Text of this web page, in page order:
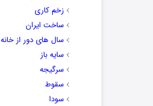
زخم کاری
ساخت ایران
سال های دور از خانه
سایه باز
سرگیجه
سقوط
سودا